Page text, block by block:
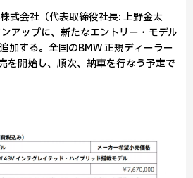
式会社（代表取締役社長: 上野金太
アップに、新たなエントリー・モデル
加する。全国のBMW 正規ディーラー
を開始し、順次、納車を行なう予定で